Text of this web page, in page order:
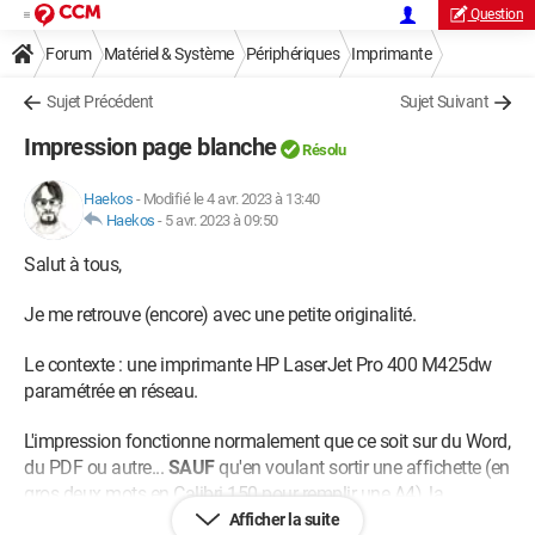
Question
Forum Matériel & Système Périphériques Imprimante
Sujet Précédent Sujet Suivant
Impression page blanche Résolu
Haekos - Modifié le 4 avr. 2023 à 13:40
Haekos - 5 avr. 2023 à 09:50
Salut à tous,
Je me retrouve (encore) avec une petite originalité.
Le contexte : une imprimante HP LaserJet Pro 400 M425dw
paramétrée en réseau.
L'impression fonctionne normalement que ce soit sur du Word,
du PDF ou autre... SAUFqu'en voulant sortir une affichette (en
gros deux mots en Calibri 150 pour remplir une A4), la
machine sort une page blanche.Afficher la suite